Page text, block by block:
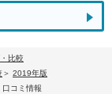
比較
2019年版
コミ情報